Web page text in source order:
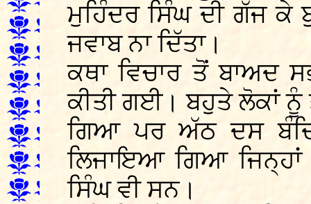
ਮੁਹਿੰਦਰ ਸਿੰਘ ਦੀ ਗੱਜ ਕੇ
ਜਵਾਬ ਨਾ ਦਿੱਤਾ।
ਕਥਾ ਵਿਚਾਰ ਤੋਂ ਬਾਅਦ
ਕੀਤੀ ਗਈ। ਬਹੁਤੇ ਲੋਕਾਂ ਨੂੰ
ਗਿਆ ਪਰ ਅੱਠ ਦਸ
ਲਿਜਾਇਆ ਗਿਆ
ਸਿੰਘ ਵੀ ਸਨ।